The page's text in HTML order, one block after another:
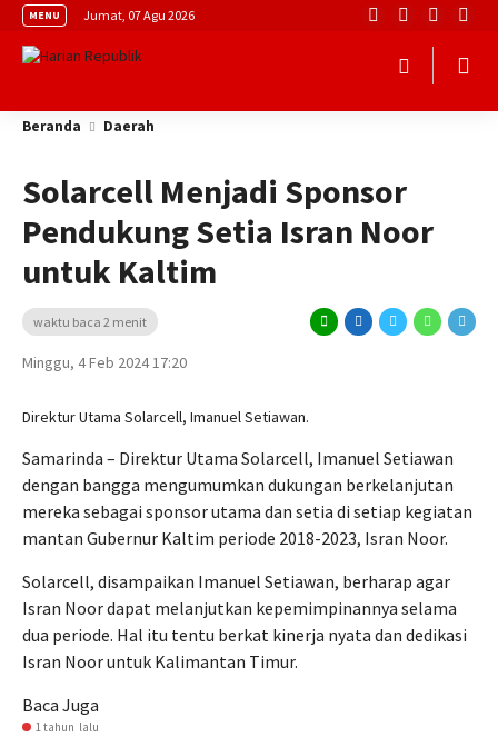
MENU Jumat, 07 Agu 2026
Beranda Daerah
Solarcell Menjadi Sponsor
Pendukung Setia Isran Noor
untuk Kaltim
waktu baca 2 menit
Minggu, 4 Feb 2024 17:20
Direktur Utama Solarcell, Imanuel Setiawan.
Samarinda – Direktur Utama Solarcell, Imanuel Setiawan
dengan bangga mengumumkan dukungan berkelanjutan
mereka sebagai sponsor utama dan setia di setiap kegiatan
mantan Gubernur Kaltim periode 2018-2023, Isran Noor.
Solarcell, disampaikan Imanuel Setiawan, berharap agar
Isran Noor dapat melanjutkan kepemimpinannya selama
dua periode. Hal itu tentu berkat kinerja nyata dan dedikasi
Isran Noor untuk Kalimantan Timur.
Baca Juga
1 tahun lalu